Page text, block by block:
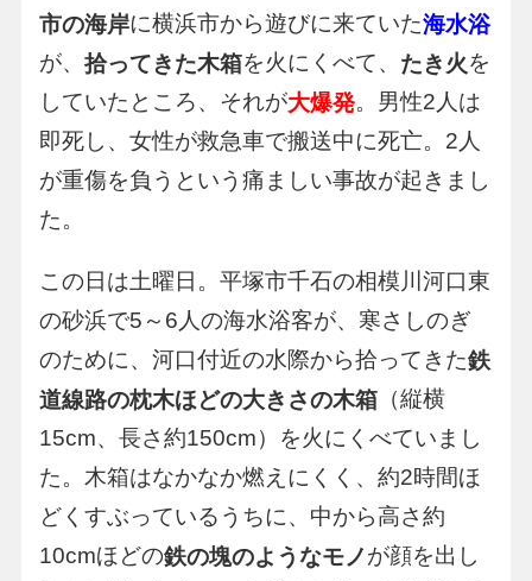
市の海岸に横浜市から遊びに来ていた海水浴
が、 拾ってきた木箱を火にくべて、 たき火を
していたところ、それが大爆発。男性2人は
即死し、女性が救急車で搬送中に死亡。2人
が重傷を負うという痛ましい事故が起きまし
た。
この日は土曜日。平塚市千石の相模川河口東
の砂浜で5～6人の海水浴客が、寒さしのぎ
のために、河口付近の水際から拾ってきた鉄
道線路の枕木ほどの大きさの木箱（縦横
15cm、長さ約150cm）を火にくべていまし
た。木箱はなかなか燃えにくく、約2時間ほ
どくすぶっているうちに、中から高さ約
10cmほどの鉄の塊のようなモノが顔を出し